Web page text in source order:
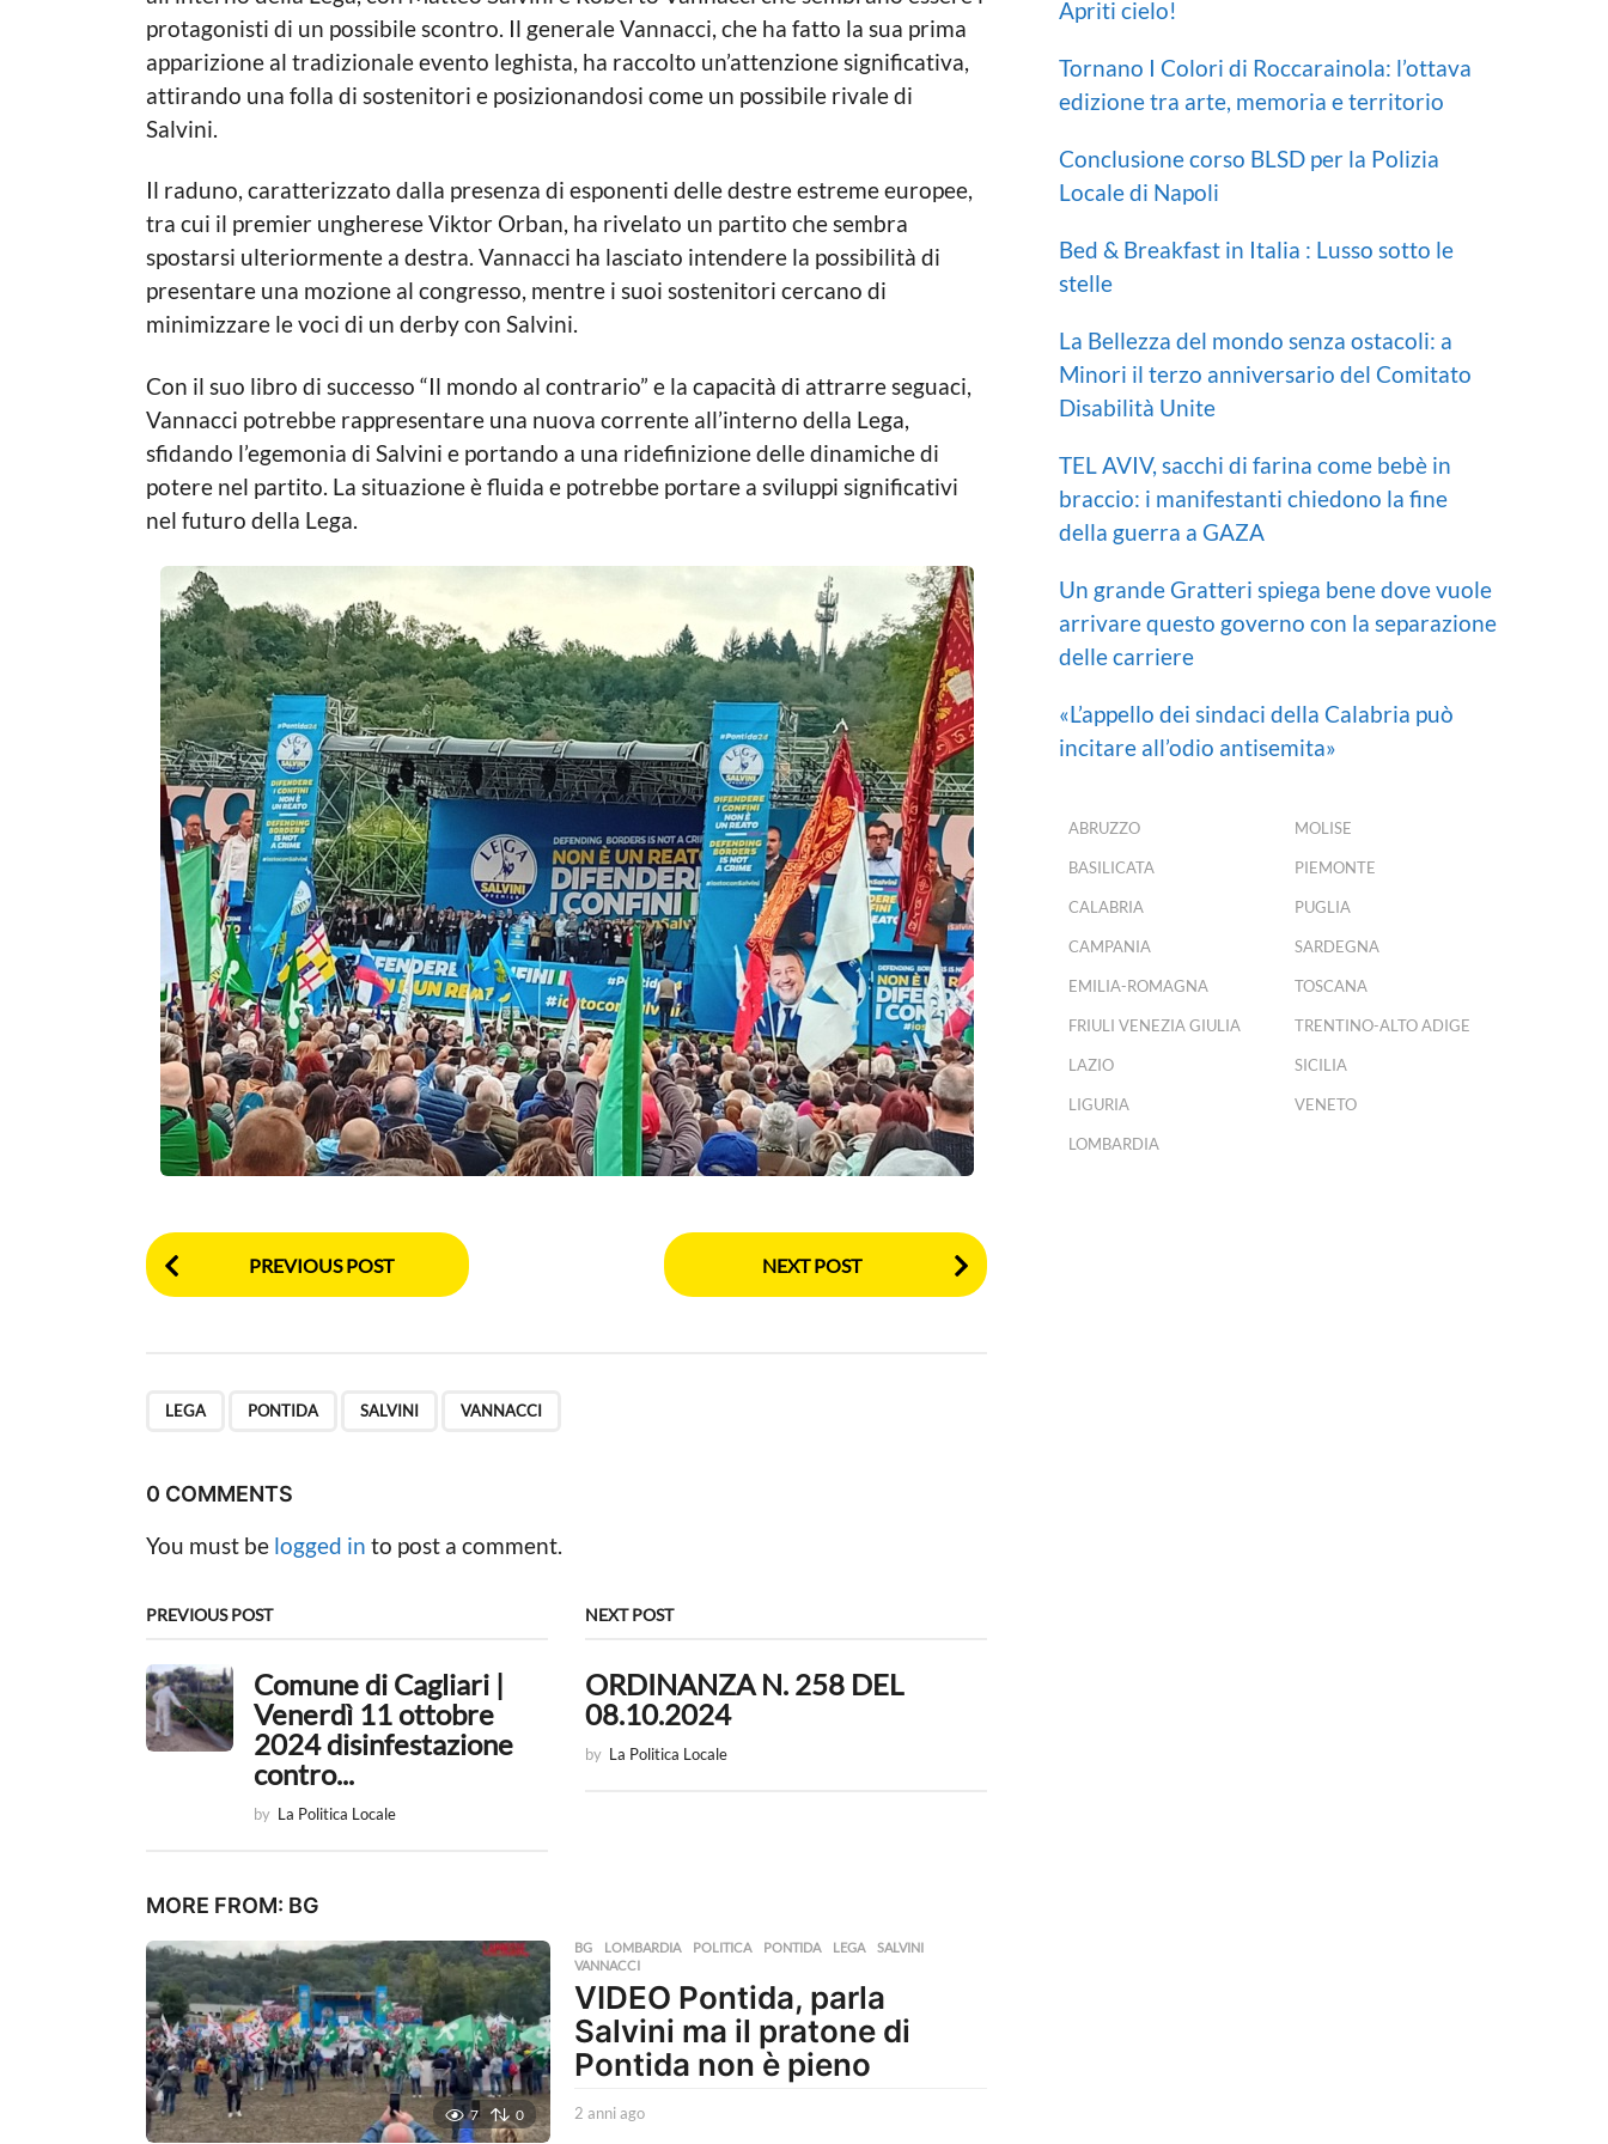
protagonisti di un possibile scontro. Il generale Vannacci, che ha fatto la sua prima
apparizione al tradizionale evento leghista, ha raccolto un’attenzione significativa,
attirando una folla di sostenitori e posizionandosi come un possibile rivale di
Salvini.
Il raduno, caratterizzato dalla presenza di esponenti delle destre estreme europee,
tra cui il premier ungherese Viktor Orban, ha rivelato un partito che sembra
spostarsi ulteriormente a destra. Vannacci ha lasciato intendere la possibilità di
presentare una mozione al congresso, mentre i suoi sostenitori cercano di
minimizzare le voci di un derby con Salvini.
Con il suo libro di successo “Il mondo al contrario” e la capacità di attrarre seguaci,
Vannacci potrebbe rappresentare una nuova corrente all’interno della Lega,
sfidando l’egemonia di Salvini e portando a una ridefinizione delle dinamiche di
potere nel partito. La situazione è fluida e potrebbe portare a sviluppi significativi
nel futuro della Lega.
P
o
a
g
n
a
t
i
PREVIOUS POST NEXT POST
LEGA PONTIDA SALVINI VANNACCI
0 COMMENTS
You must be logged in to post a comment.
PREVIOUS POST
Comune di Cagliari |
Venerdì 11 ottobre
2024 disinfestazione
contro...
by La Politica Locale
NEXT POST
ORDINANZA N. 258 DEL
08.10.2024
by La Politica Locale
MORE FROM: BG
7 0
BG ,LOMBARDIA ,POLITICA ,PONTIDA LEGA ,SALVINI
VANNACCI
VIDEO Pontida, parla
Salvini ma il pratone di
Pontida non è pieno
2 anni ago2
Apriti cielo!
Tornano I Colori di Roccarainola: l’ottava
edizione tra arte, memoria e territorio
Conclusione corso BLSD per la Polizia
Locale di Napoli
Bed & Breakfast in Italia : Lusso sotto le
stelle
La Bellezza del mondo senza ostacoli: a
Minori il terzo anniversario del Comitato
Disabilità Unite
TEL AVIV, sacchi di farina come bebè in
braccio: i manifestanti chiedono la fine
della guerra a GAZA
Un grande Gratteri spiega bene dove vuole
arrivare questo governo con la separazione
delle carriere
«L’appello dei sindaci della Calabria può
incitare all’odio antisemita»
ABRUZZO
BASILICATA
CALABRIA
CAMPANIA
EMILIA-ROMAGNA
FRIULI VENEZIA GIULIA
LAZIO
LIGURIA
LOMBARDIA
MOLISE
PIEMONTE
PUGLIA
SARDEGNA
TOSCANA
TRENTINO-ALTO ADIGE
SICILIA
VENETO